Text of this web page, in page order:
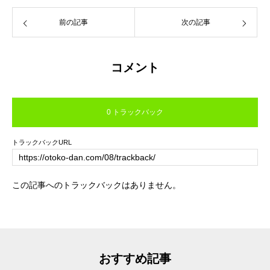
前の記事 次の記事
コメント
0 トラックバック
トラックバックURL
この記事へのトラックバックはありません。
おすすめ記事